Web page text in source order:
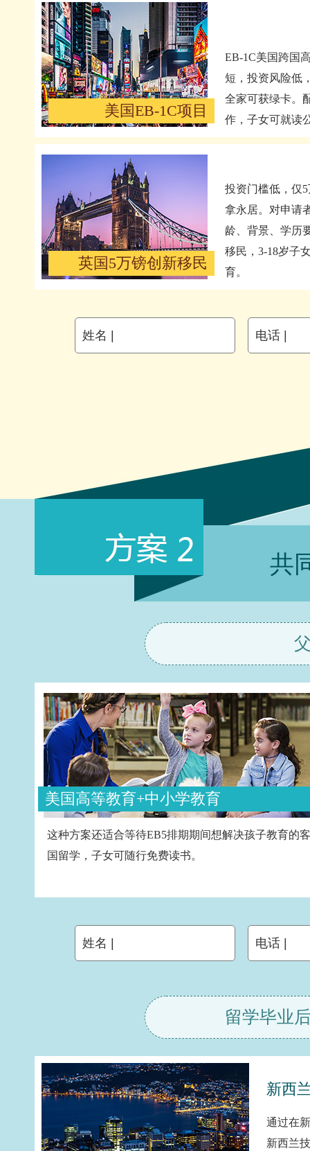
美国EB-1C项目
EB-1C美国跨国
短，投资风险低
全家可获绿卡。
作，子女可就读
英国5万镑创新移民
投资门槛低，仅
拿永居。对申请
龄、背景、学历
移民，3-18岁子
育。
姓名 | 电话 |
共
美国高等教育+中小学教育
这种方案还适合等待EB5排期期间想解决孩子教育的
国留学，子女可随行免费读书。
姓名 | 电话 |
留学毕业
新西
通过在
新西兰